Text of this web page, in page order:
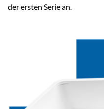
der ersten Serie an.